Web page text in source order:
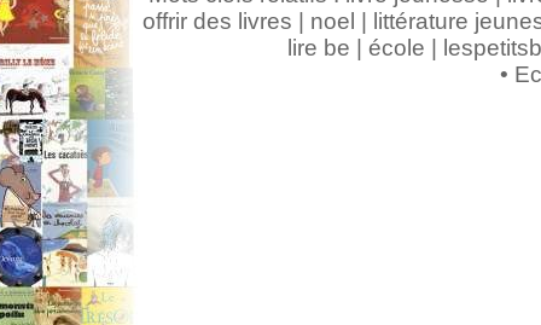
offrir des livres | noel | littérature
lire be | école |
•